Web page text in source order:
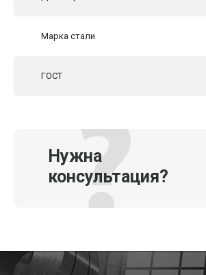
Марка стали
ГОСТ
Нужна
консультация?